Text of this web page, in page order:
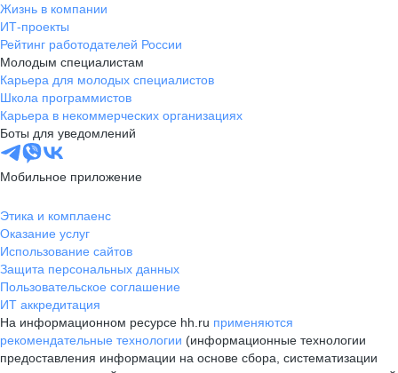
Жизнь в компании
ИТ-проекты
Рейтинг работодателей России
Молодым специалистам
Карьера для молодых специалистов
Школа программистов
Карьера в некоммерческих организациях
Боты для уведомлений
Мобильное приложение
Этика и комплаенс
Оказание услуг
Использование сайтов
Защита персональных данных
Пользовательское соглашение
ИТ аккредитация
На информационном ресурсе hh.ru применяются
рекомендательные технологии (информационные технологии
предоставления информации на основе сбора, систематизации